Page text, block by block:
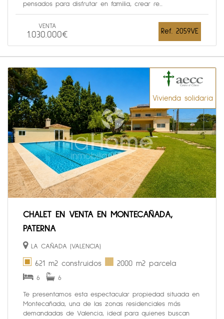
pensados para disfrutar en familia, crear re...
VENTA
1.030.000€ Ref. 2059VE
Vivienda solidaria
CHALET EN VENTA EN MONTECAÑADA,
PATERNA
LA CAÑADA (VALENCIA)
621 m2 construidos 2000 m2 parcela
6 6
Te presentamos esta espectacular propiedad situada en
Montecañada, una de las zonas residenciales más
demandadas de Valencia, ideal para quienes buscan